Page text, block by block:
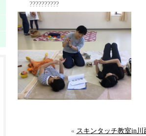
??????????
« スキンタッチ教室in川